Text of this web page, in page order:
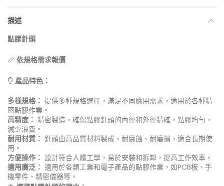
描述
點膠針頭
📏 依規格需求報價
💡 產品特色：
多樣規格： 提供多種規格選擇，滿足不同應用需求，適用於各種精
密點膠作業。
高精度： 精密製造，確保點膠針頭的內徑和外徑精確，點膠均勻，
減少浪費。
耐用材質： 針頭由高品質材料製成，耐腐蝕、耐磨損，適合長期使
用。
方便操作： 設計符合人體工學，易於安裝和拆卸，提高工作效率。
適用廣泛： 適用於各類工業和電子產品的點膠作業，如PCB板、手
機零件、精密儀器等。